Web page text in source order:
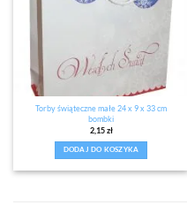
Torby świąteczne małe 24 x 9 x 33 cm
bombki
2,15zł
DODAJ DO KOSZYKA